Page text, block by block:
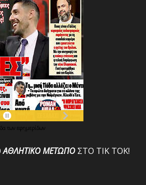
των εφημερίδων
ΑΘΛΗΤΙΚΟΜΕΤΩΠΟ ΣΤΟ ΤΙΚ ΤΟΚ!